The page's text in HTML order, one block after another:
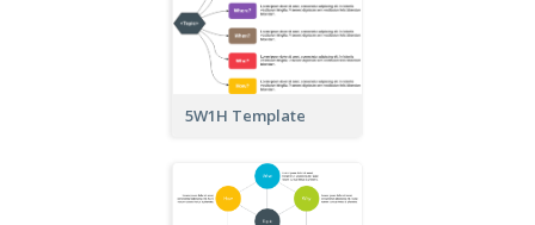
5W1H Template